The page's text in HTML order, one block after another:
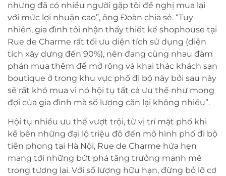
nhưng đã có nhiều người gặp tôi đề nghị mua lại
với mức lợi nhuận cao”, ông Đoàn chia sẻ. “Tuy
nhiên, gia đình tôi nhận thấy thiết kế shophouse tại
Rue de Charme rất tối ưu diện tích sử dụng (diện
tích xây dựng đến 90%), nên đang cùng nhau đàm
phán mua thêm để mở rộng và khai thác khách sạn
boutique ở trong khu vực phố đi bộ này bởi sau này
sẽ rất khó mua vì nó hội tụ tất cả ưu thế như mong
đợi của gia đình mà số lượng căn lại không nhiều”.
Hội tụ nhiều ưu thế vượt trội, từ vị trí mặt phố khi
kề bên những đại lộ triệu đô đến mô hình phố đi bộ
tiên phong tại Hà Nội, Rue de Charme hứa hẹn
mang tới những bứt phá tăng trưởng mạnh mẽ
trong tương lại. Với số lượng hữu hạn, đừng bỏ lỡ cơ